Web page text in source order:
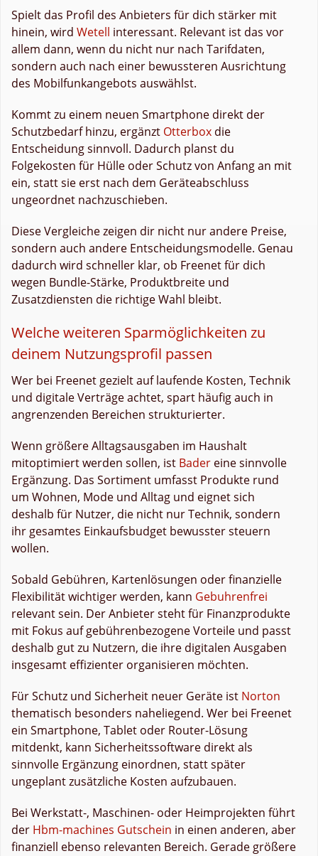
Spielt das Profil des Anbieters für dich stärker mit
hinein, wird Wetell interessant. Relevant ist das vor
allem dann, wenn du nicht nur nach Tarifdaten,
sondern auch nach einer bewussteren Ausrichtung
des Mobilfunkangebots auswählst.
Kommt zu einem neuen Smartphone direkt der
Schutzbedarf hinzu, ergänzt Otterbox die
Entscheidung sinnvoll. Dadurch planst du
Folgekosten für Hülle oder Schutz von Anfang an mit
ein, statt sie erst nach dem Geräteabschluss
ungeordnet nachzuschieben.
Diese Vergleiche zeigen dir nicht nur andere Preise,
sondern auch andere Entscheidungsmodelle. Genau
dadurch wird schneller klar, ob Freenet für dich
wegen Bundle-Stärke, Produktbreite und
Zusatzdiensten die richtige Wahl bleibt.
Welche weiteren Sparmöglichkeiten zu
deinem Nutzungsprofil passen
Wer bei Freenet gezielt auf laufende Kosten, Technik
und digitale Verträge achtet, spart häufig auch in
angrenzenden Bereichen strukturierter.
Wenn größere Alltagsausgaben im Haushalt
mitoptimiert werden sollen, ist Bader eine sinnvolle
Ergänzung. Das Sortiment umfasst Produkte rund
um Wohnen, Mode und Alltag und eignet sich
deshalb für Nutzer, die nicht nur Technik, sondern
ihr gesamtes Einkaufsbudget bewusster steuern
wollen.
Sobald Gebühren, Kartenlösungen oder finanzielle
Flexibilität wichtiger werden, kann Gebuhrenfrei
relevant sein. Der Anbieter steht für Finanzprodukte
mit Fokus auf gebührenbezogene Vorteile und passt
deshalb gut zu Nutzern, die ihre digitalen Ausgaben
insgesamt effizienter organisieren möchten.
Für Schutz und Sicherheit neuer Geräte ist Norton
thematisch besonders naheliegend. Wer bei Freenet
ein Smartphone, Tablet oder Router-Lösung
mitdenkt, kann Sicherheitssoftware direkt als
sinnvolle Ergänzung einordnen, statt später
ungeplant zusätzliche Kosten aufzubauen.
Bei Werkstatt-, Maschinen- oder Heimprojekten führt
der Hbm-machines Gutschein in einen anderen, aber
finanziell ebenso relevanten Bereich. Gerade größere